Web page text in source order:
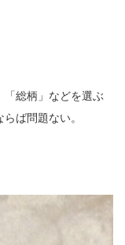
「総柄」などを選ぶ
ば問題ない。